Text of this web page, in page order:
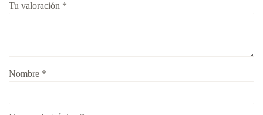
Tu valoración *
Nombre *